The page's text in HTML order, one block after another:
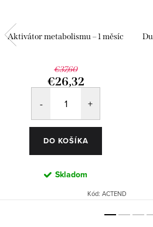
Aktivátor metabolismu – 1 měsíc
€37,60
€26,32
DO KOŠÍKA
Skladom
Kód: ACTEND